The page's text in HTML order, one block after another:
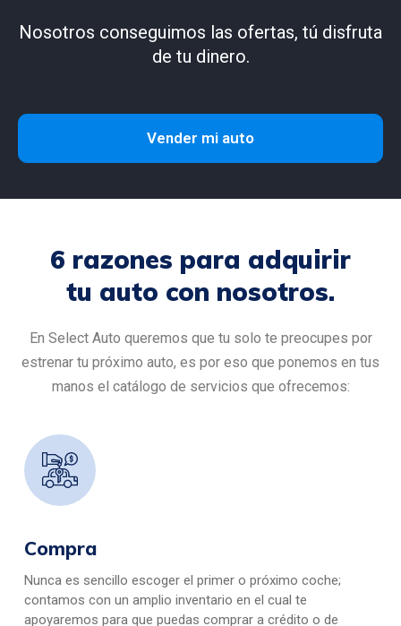
Nosotros conseguimos las ofertas, tú disfruta
de tu dinero.
Vender mi auto
6 razones para adquirir
tu auto con nosotros.
En Select Auto queremos que tu solo te preocupes por
estrenar tu próximo auto, es por eso que ponemos en tus
manos el catálogo de servicios que ofrecemos:
Compra
Nunca es sencillo escoger el primer o próximo coche;
contamos con un amplio inventario en el cual te
apoyaremos para que puedas comprar a crédito o de